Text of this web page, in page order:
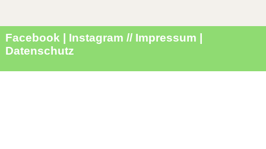
Facebook | Instagram // Impressum |
Datenschutz